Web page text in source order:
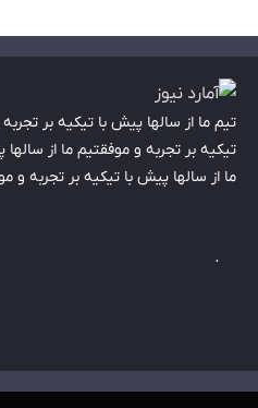
تیم ما از سالها پیش با تیکیه بر
تیکیه بر تجربه و موفقتیم ما از
ما از سالها پیش با تیکیه بر تجربه و
.